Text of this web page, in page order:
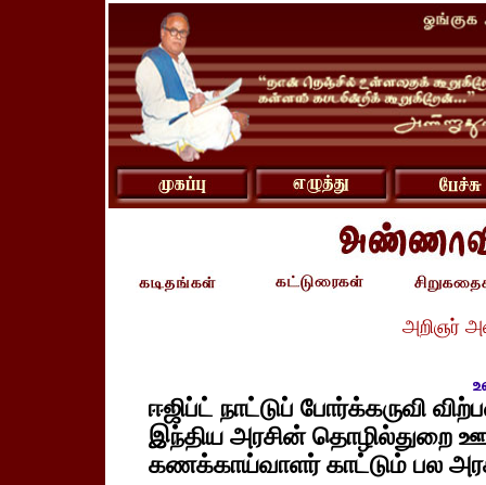
அறிஞர்
ஈஜிப்ட் நாட்டுப் போர்க்கருவி
இந்திய அரசின் தொழில்துறை
கணக்காய்வாளர் காட்டும் பல